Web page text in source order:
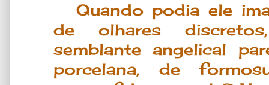
Quando podia ele
de olhares
semblante angelical
porcelana, de